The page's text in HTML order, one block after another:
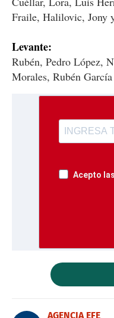
Fraile, Halilovic, Jony
Levante:
Rubén, Pedro López,
Morales, Rubén
Acepto
AGENCIA EFE